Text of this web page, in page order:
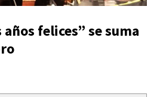
felices” se suma